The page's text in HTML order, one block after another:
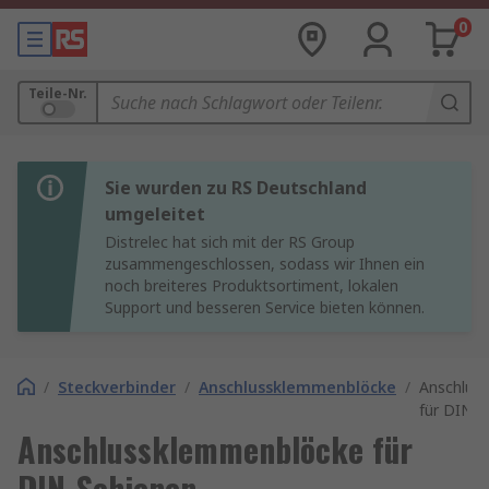
0
Teile-Nr.
Sie wurden zu RS Deutschland
umgeleitet
Distrelec hat sich mit der RS Group
zusammengeschlossen, sodass wir Ihnen ein
noch breiteres Produktsortiment, lokalen
Support und besseren Service bieten können.
/ Steckverbinder / Anschlussklemmenblöcke /
für DIN-
Anschlussklemmenblöcke für